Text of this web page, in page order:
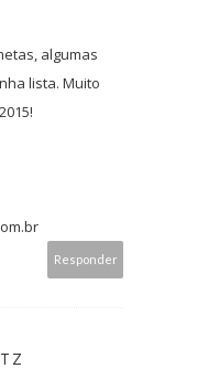
algumas
lista. Muito
Responder